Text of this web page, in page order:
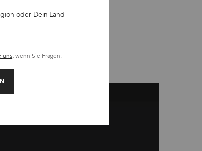
oder Dein Land
uns,wenn Sie Fragen.